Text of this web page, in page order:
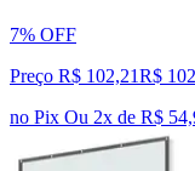
7% OFF
Preço R$ 102,21R$ 102
no Pix Ou 2x de R$